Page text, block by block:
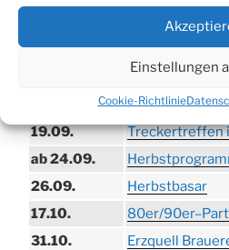
Einstellungen
Cookie-Richtlinie
Trödelmarkt in
29.08.
Sommerfest in
Beach-
Wandertag
19.09.
Treckertreffen
ab 24.09.
26.09.
Herbstbasar
17.10.
80er/
31.10.
Erzquell